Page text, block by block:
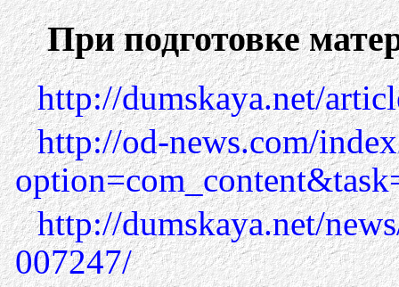
При подготовке
http://dumskaya.net/
http://od-news.com/
http://dumskaya.net/
007247/